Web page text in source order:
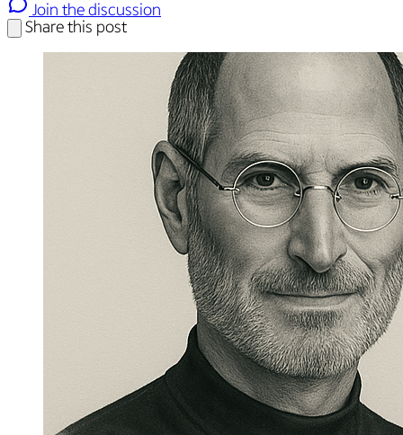
Join the discussion
Share this post